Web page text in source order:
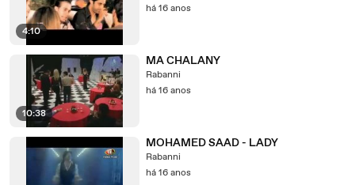
4:10
há 16 anos
10:38
MA CHALANY
Rabanni
há 16 anos
MOHAMED SAAD - LADY
Rabanni
há 16 anos